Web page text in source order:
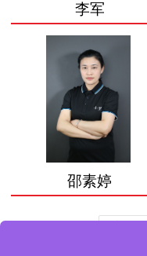
李军
邵素婷